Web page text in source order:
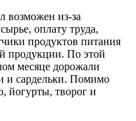
возможен из-за
оплату труда,
продуктов питания
продукции. По этой
месяце дорожали
и сардельки. Помимо
йогурты, творог и